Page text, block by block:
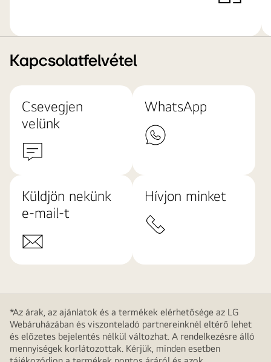
Kapcsolatfelvétel
Csevegjen
velünk
WhatsApp
Küldjön nekünk
e-mail-t
Hívjon minket
*Az árak, az ajánlatok és a termékek elérhetősége az LG
Webáruházában és viszonteladó partnereinknél eltérő lehet
és előzetes bejelentés nélkül változhat. A rendelkezésre álló
mennyiségek korlátozottak. Kérjük, minden esetben